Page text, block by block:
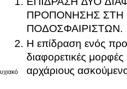
ΠΡΟΠΟΝΗΣΗΣ ΣΤΗ
ΠΟΔΟΣΦΑΙΡΙΣΤΩΝ.
Η επίδραση ενός
διαφορετικές
αρχάριους